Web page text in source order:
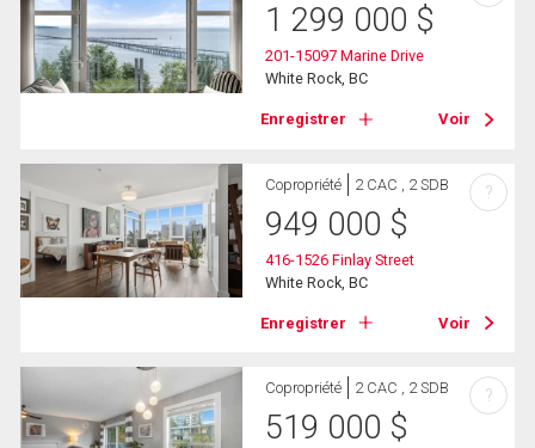
1 299 000 $
201-15097 Marine Drive
White Rock, BC
Enregistrer Voir
Copropriété 2 CAC , 2 SDB
949 000 $
416-1526 Finlay Street
White Rock, BC
Enregistrer Voir
?
Copropriété 2 CAC , 2 SDB
519 000 $
?